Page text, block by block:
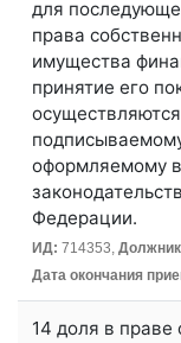
для
права
имущества
принятие его
оформляемому
Федерации.
ИД: 714353,
Дата окончания
14 доля в